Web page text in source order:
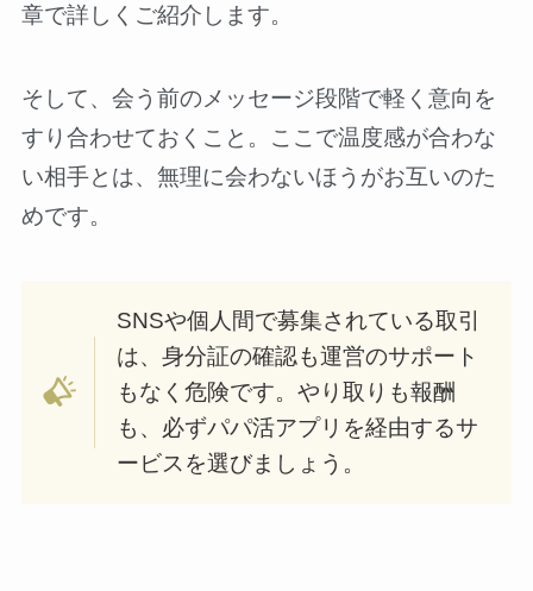
章で詳しくご紹介します。
そして、会う前のメッセージ段階で軽く意向を
すり合わせておくこと。ここで温度感が合わな
い相手とは、無理に会わないほうがお互いのた
めです。
SNSや個人間で募集されている取引
は、身分証の確認も運営のサポート
もなく危険です。やり取りも報酬
も、必ずパパ活アプリを経由するサ
ービスを選びましょう。